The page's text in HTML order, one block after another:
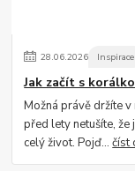
28.06.2026 Inspirace
Jak začít s
Možná právě držíte
před lety netušíte, že
celý život. Pojď...číst